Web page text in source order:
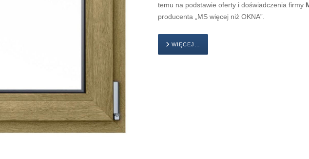
temu na podstawie oferty i doświadczenia firmy
producenta „MS więcej niż OKNA”.
WIĘCEJ…